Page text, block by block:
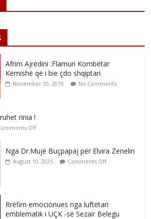
Afrim Ajredini :Flamuri Kombëtar
Këmishë që i bie çdo shqiptari
November 30, 2019 No Comments
rinia !
Off
Nga Dr.Mujë Buçpapaj për Elvira Zenelin
August 10, 2025 Comments Off
Rrëfim emocionues nga luftëtari
emblematik i UÇK -së Sezair Belegu